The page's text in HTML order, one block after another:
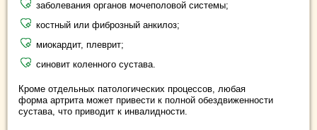
заболевания органов мочеполовой системы;
костный или фиброзный анкилоз;
миокардит, плеврит;
синовит коленного сустава.
Кроме отдельных патологических процессов, любая
форма артрита может привести к полной обездвиженности
сустава, что приводит к инвалидности.